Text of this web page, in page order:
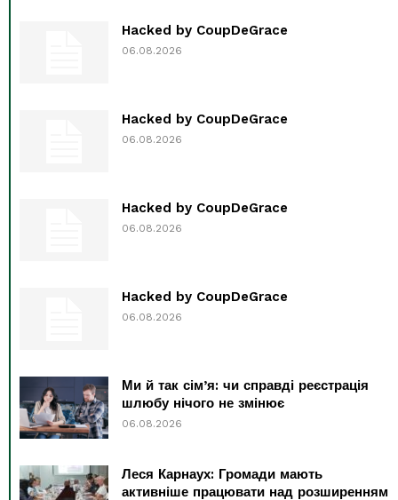
Hacked by CoupDeGrace
06.08.2026
Hacked by CoupDeGrace
06.08.2026
Hacked by CoupDeGrace
06.08.2026
Hacked by CoupDeGrace
06.08.2026
Ми й так сім’я: чи справді реєстрація
шлюбу нічого не змінює
06.08.2026
Леся Карнаух: Громади мають
активніше працювати над розширенням